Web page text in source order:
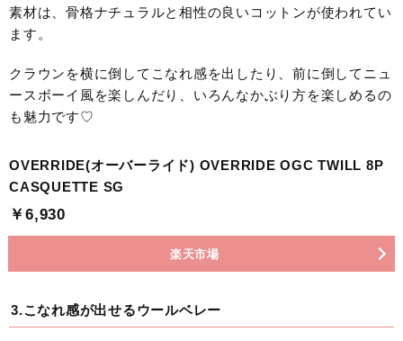
素材は、骨格ナチュラルと相性の良いコットンが使われてい
ます。
クラウンを横に倒してこなれ感を出したり、前に倒してニュ
ースボーイ風を楽しんだり、いろんなかぶり方を楽しめるの
も魅力です♡
OVERRIDE(オーバーライド) OVERRIDE OGC TWILL 8P
CASQUETTE SG
￥6,930
楽天市場
3.こなれ感が出せるウールベレー